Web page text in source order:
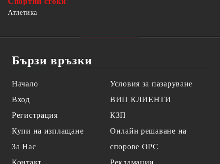
Атлетика
Бързи връзки
Начало
Вход
Регистрация
Купи на изплащане
За Нас
Контакт
Условия за пазаруване
ВИП КЛИЕНТИ
КЗП
Онлайн решаване на
спорове OPC
Рекламации